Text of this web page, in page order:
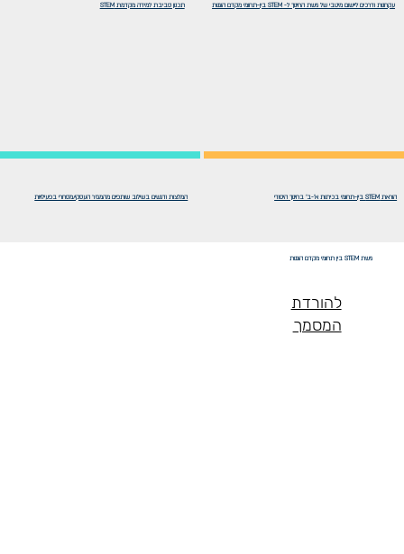
גישת STEM בין תחומי מקדם הוגנות
להורדת
המסמך
המלצות ודגשים בשילוב שותפים מהמגזר העסקי/מסחרי בפעילויות הוראת STEM בין-תחומי בכיתות א'-ב' בחינוך היסודי
תכנון סביבת למידה מקדמת STEM עקרונות ודרכים ליישום מיטבי של גישת החינוך ל- STEM בין-תחומי מקדם הוגנות